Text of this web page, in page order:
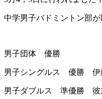
中学男子バドミントン部が
男子団体 優勝
男子シングルス 優勝 伊
男子ダブルス 準優勝 彼